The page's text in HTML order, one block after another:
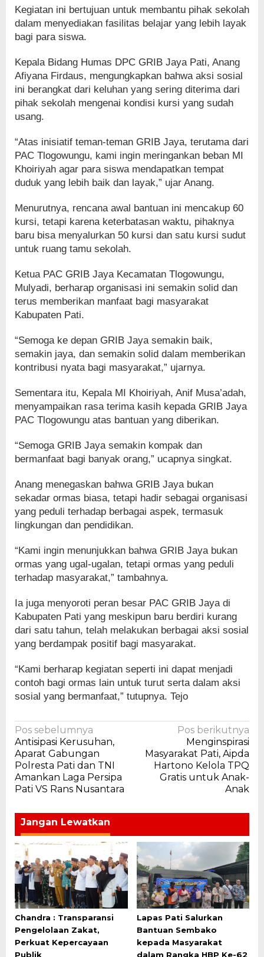
Kegiatan ini bertujuan untuk membantu pihak sekolah
dalam menyediakan fasilitas belajar yang lebih layak
bagi para siswa.
Kepala Bidang Humas DPC GRIB Jaya Pati, Anang
Afiyana Firdaus, mengungkapkan bahwa aksi sosial
ini berangkat dari keluhan yang sering diterima dari
pihak sekolah mengenai kondisi kursi yang sudah
usang.
“Atas inisiatif teman-teman GRIB Jaya, terutama dari
PAC Tlogowungu, kami ingin meringankan beban MI
Khoiriyah agar para siswa mendapatkan tempat
duduk yang lebih baik dan layak,” ujar Anang.
Menurutnya, rencana awal bantuan ini mencakup 60
kursi, tetapi karena keterbatasan waktu, pihaknya
baru bisa menyalurkan 50 kursi dan satu kursi sudut
untuk ruang tamu sekolah.
Ketua PAC GRIB Jaya Kecamatan Tlogowungu,
Mulyadi, berharap organisasi ini semakin solid dan
terus memberikan manfaat bagi masyarakat
Kabupaten Pati.
“Semoga ke depan GRIB Jaya semakin baik,
semakin jaya, dan semakin solid dalam memberikan
kontribusi nyata bagi masyarakat,” ujarnya.
Sementara itu, Kepala MI Khoiriyah, Anif Musa’adah,
menyampaikan rasa terima kasih kepada GRIB Jaya
PAC Tlogowungu atas bantuan yang diberikan.
“Semoga GRIB Jaya semakin kompak dan
bermanfaat bagi banyak orang,” ucapnya singkat.
Anang menegaskan bahwa GRIB Jaya bukan
sekadar ormas biasa, tetapi hadir sebagai organisasi
yang peduli terhadap berbagai aspek, termasuk
lingkungan dan pendidikan.
“Kami ingin menunjukkan bahwa GRIB Jaya bukan
ormas yang ugal-ugalan, tetapi ormas yang peduli
terhadap masyarakat,” tambahnya.
Ia juga menyoroti peran besar PAC GRIB Jaya di
Kabupaten Pati yang meskipun baru berdiri kurang
dari satu tahun, telah melakukan berbagai aksi sosial
yang berdampak positif bagi masyarakat.
“Kami berharap kegiatan seperti ini dapat menjadi
contoh bagi ormas lain untuk turut serta dalam aksi
sosial yang bermanfaat,” tutupnya. Tejo
Navigasi
pos
Pos sebelumnya
Antisipasi Kerusuhan,
Aparat Gabungan
Polresta Pati dan TNI
Amankan Laga Persipa
Pati VS Rans Nusantara
Pos berikutnya
Menginspirasi
Masyarakat Pati, Aipda
Hartono Kelola TPQ
Gratis untuk Anak-
Anak
Jangan Lewatkan
Chandra : Transparansi
Pengelolaan Zakat,
Perkuat Kepercayaan
Publik
Lapas Pati Salurkan
Bantuan Sembako
kepada Masyarakat
dalam Rangka HBP Ke-62